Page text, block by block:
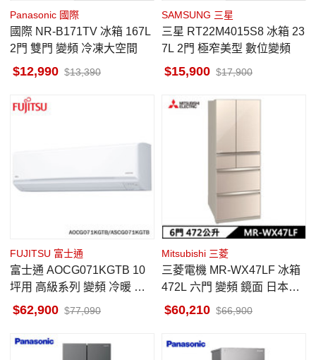
Panasonic 國際
國際 NR-B171TV 冰箱 167L
2門 雙門 變頻 冷凍大空間
12,990 13,390
SAMSUNG 三星
三星 RT22M4015S8 冰箱 23
7L 2門 極窄美型 數位變頻
15,900 17,900
FUJITSU 富士通
富士通 AOCG071KGTB 10
坪用 高級系列 變頻 冷暖 冷
氣 ASCG071KGTB
62,900 77,090
Mitsubishi 三菱
三菱電機 MR-WX47LF 冰箱
472L 六門 變頻 鏡面 日本原
裝 水晶杏
60,210 66,900